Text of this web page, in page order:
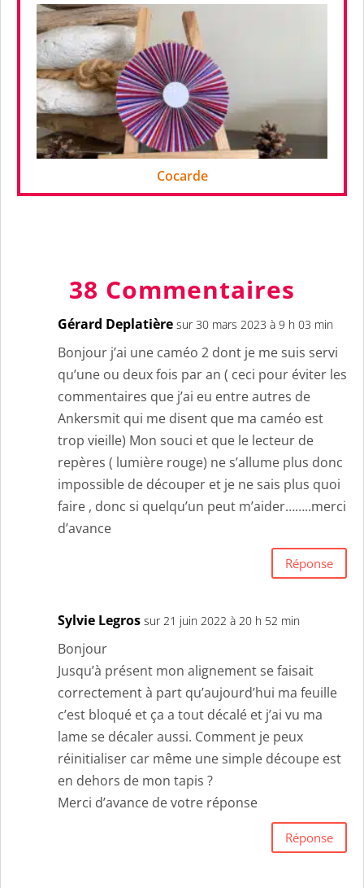
Cocarde
38 Commentaires
Gérard Deplatière sur 30 mars 2023 à 9 h 03 min
Bonjour j’ai une caméo 2 dont je me suis servi
qu’une ou deux fois par an ( ceci pour éviter les
commentaires que j’ai eu entre autres de
Ankersmit qui me disent que ma caméo est
trop vieille) Mon souci et que le lecteur de
repères ( lumière rouge) ne s’allume plus donc
impossible de découper et je ne sais plus quoi
faire , donc si quelqu’un peut m’aider……..merci
d’avance
Réponse
Sylvie Legros sur 21 juin 2022 à 20 h 52 min
Bonjour
Jusqu’à présent mon alignement se faisait
correctement à part qu’aujourd’hui ma feuille
c’est bloqué et ça a tout décalé et j’ai vu ma
lame se décaler aussi. Comment je peux
réinitialiser car même une simple découpe est
en dehors de mon tapis ?
Merci d’avance de votre réponse
Réponse